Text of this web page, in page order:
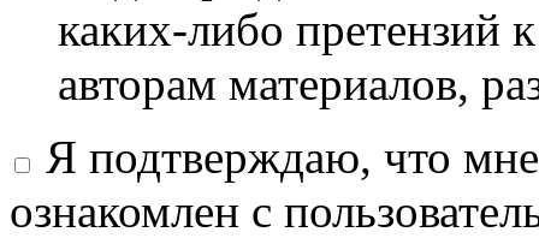
каких-либо претензий
авторам материалов,
Я подтверждаю, что
ознакомлен с